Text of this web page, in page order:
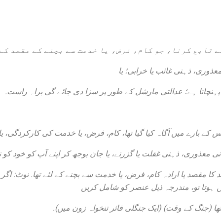
تابع کرنا، جو کام، فرض، یا خدمت سے بچنے کے مقصد
کا مقصد یا ارادہ کام، فرض، یا خدمت سے بچنے کے لئے تھا. نوٹ:
تو، مندرجہ ذیل عنصر کو شامل کریں